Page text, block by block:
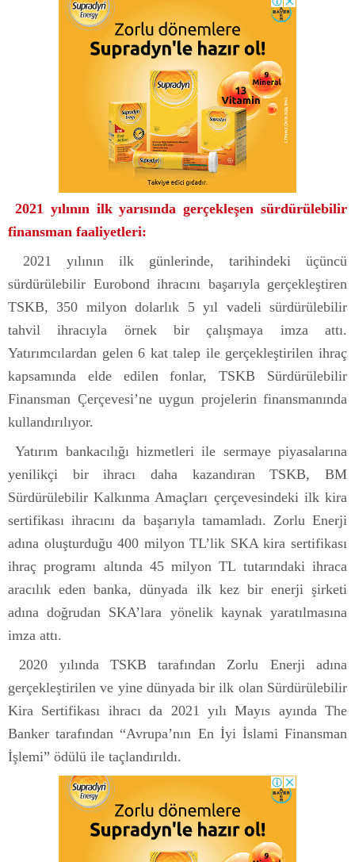
2021 yılının ilk yarısında gerçekleşen sürdürülebilir
finansman faaliyetleri:
2021 yılının ilk günlerinde, tarihindeki üçüncü
sürdürülebilir Eurobond ihracını başarıyla gerçekleştiren
TSKB, 350 milyon dolarlık 5 yıl vadeli sürdürülebilir
tahvil ihracıyla örnek bir çalışmaya imza attı.
Yatırımcılardan gelen 6 kat talep ile gerçekleştirilen ihraç
kapsamında elde edilen fonlar, TSKB Sürdürülebilir
Finansman Çerçevesi’ne uygun projelerin finansmanında
kullandırılıyor.
Yatırım bankacılığı hizmetleri ile sermaye piyasalarına
yenilikçi bir ihracı daha kazandıran TSKB, BM
Sürdürülebilir Kalkınma Amaçları çerçevesindeki ilk kira
sertifikası ihracını da başarıyla tamamladı. Zorlu Enerji
adına oluşturduğu 400 milyon TL’lik SKA kira sertifikası
ihraç programı altında 45 milyon TL tutarındaki ihraca
aracılık eden banka, dünyada ilk kez bir enerji şirketi
adına doğrudan SKA’lara yönelik kaynak yaratılmasına
imza attı.
2020 yılında TSKB tarafından Zorlu Enerji adına
gerçekleştirilen ve yine dünyada bir ilk olan Sürdürülebilir
Kira Sertifikası ihracı da 2021 yılı Mayıs ayında The
Banker tarafından “Avrupa’nın En İyi İslami Finansman
İşlemi” ödülü ile taçlandırıldı.